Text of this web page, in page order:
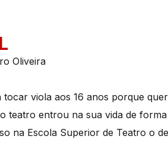
Oliveira
tocar viola aos 16 anos porque
teatro entrou na sua vida de
na Escola Superior de Teatro o